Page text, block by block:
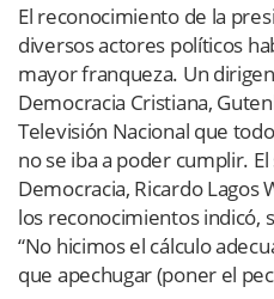
El reconocimiento de la
diversos actores políticos
mayor franqueza. Un
Democracia Cristiana,
Televisión Nacional que
no se iba a poder cumplir.
Democracia, Ricardo Lagos
los reconocimientos indicó,
“No hicimos el cálculo
que apechugar (poner el